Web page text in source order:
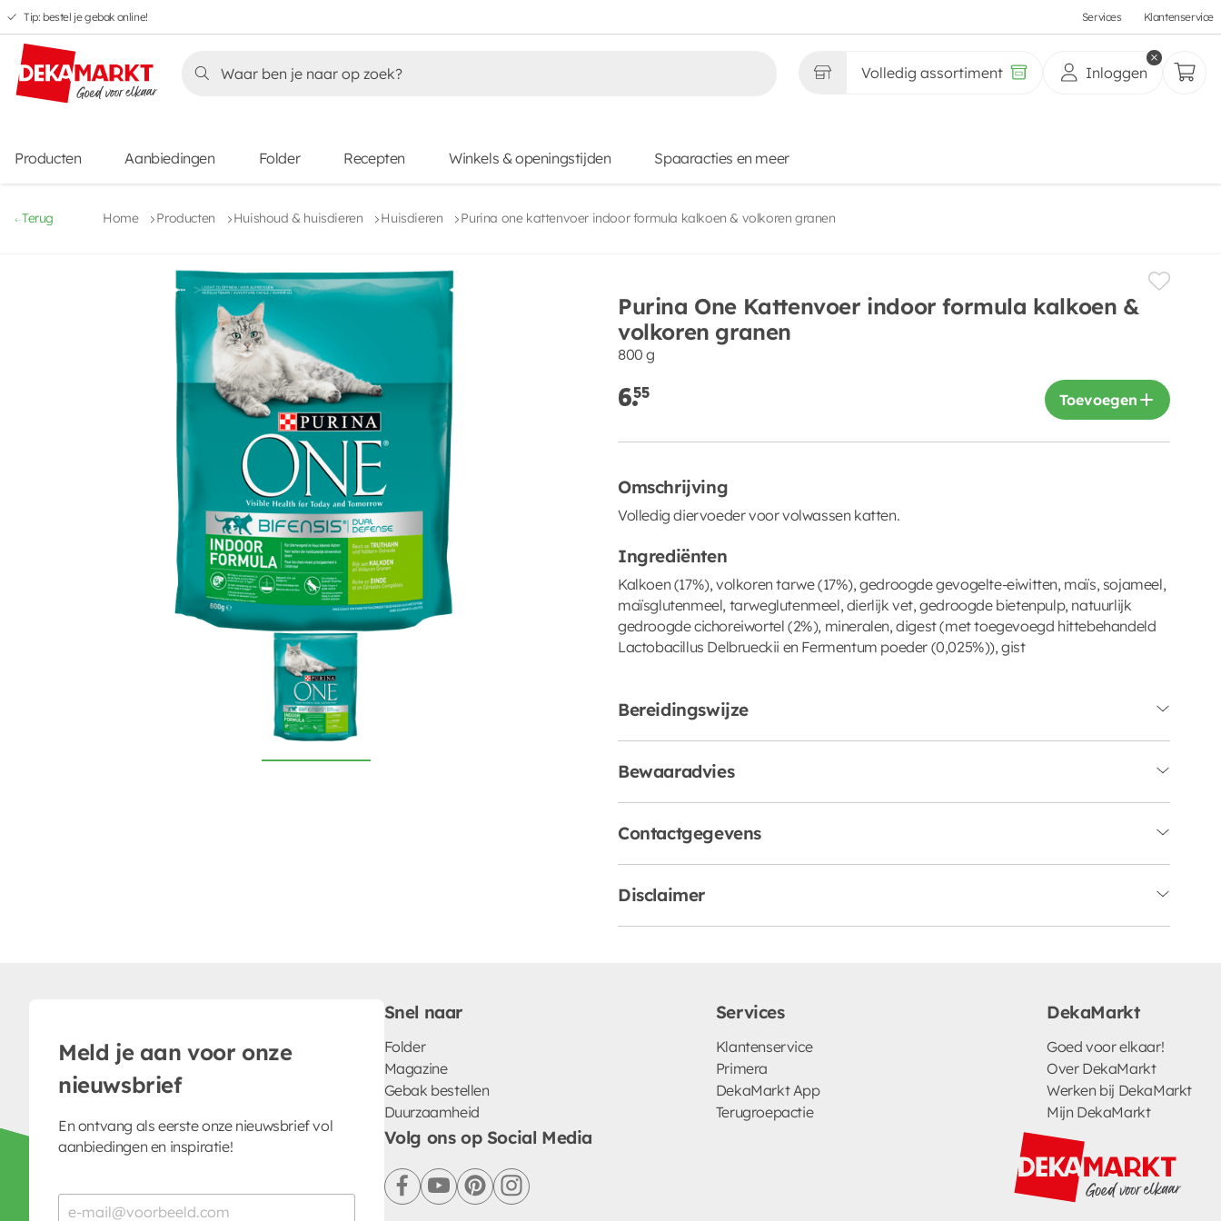
Overslaan
naar
hoofdnavigatie
Overslaan
naar
hoofdinhoud
Overslaan
naar
voettekstinhoud
Overslaan
naar
aanbiedingen
Tip: bestel je gebak online! Services Klantenservice
Volledig assortiment Inloggen
Producten Aanbiedingen Folder Recepten Winkels & openingstijden Spaaracties en meer
Terug Home Producten Huishoud & huisdieren Huisdieren Purina one kattenvoer indoor formula kalkoen & volkoren granen
Purina One Kattenvoer indoor formula kalkoen &
volkoren granen
800 g
6.55 Toevoegen
Omschrijving
Volledig diervoeder voor volwassen katten.
Ingrediënten
Kalkoen (17%), volkoren tarwe (17%), gedroogde gevogelte-eiwitten, maïs, sojameel,
maïsglutenmeel, tarweglutenmeel, dierlijk vet, gedroogde bietenpulp, natuurlijk
gedroogde cichoreiwortel (2%), mineralen, digest (met toegevoegd hittebehandeld
Lactobacillus Delbrueckii en Fermentum poeder (0,025%)), gist
Bereidingswijze
Bewaaradvies
Contactgegevens
Disclaimer
Meld je aan voor onze
nieuwsbrief
En ontvang als eerste onze nieuwsbrief vol
aanbiedingen en inspiratie!
Snel naar
Folder
Magazine
Gebak bestellen
Duurzaamheid
Services
Klantenservice
Primera
DekaMarkt App
Terugroepactie
DekaMarkt
Goed voor elkaar!
Over DekaMarkt
Werken bij DekaMarkt
Mijn DekaMarkt
Volg ons op Social Media
facebookyoutubepinterestinstagram